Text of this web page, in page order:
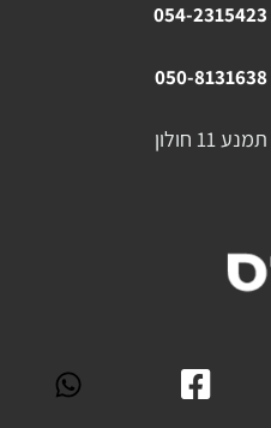
054-2315423
050-8131638
תמנע 11 חולון